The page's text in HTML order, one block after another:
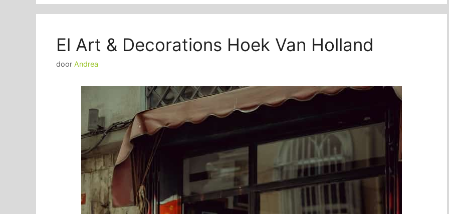
El Art & Decorations Hoek Van Holland
door Andrea